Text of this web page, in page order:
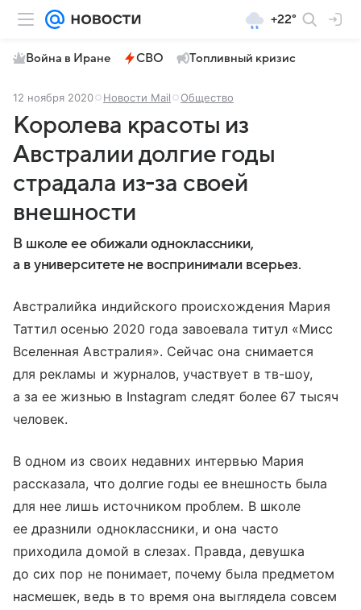
+22°
Война в Иране СВО Топливный кризис
12 ноября 2020 Новости Mail Общество
Королева красоты из
Австралии долгие годы
страдала из-за своей
внешности
В школе ее обижали одноклассники,
а в университете не воспринимали всерьез.
Австралийка индийского происхождения Мария
Таттил осенью 2020 года завоевала титул «Мисс
Вселенная Австралия». Сейчас она снимается
для рекламы и журналов, участвует в тв-шоу,
а за ее жизнью в Instagram следят более 67 тысяч
человек.
В одном из своих недавних интервью Мария
рассказала, что долгие годы ее внешность была
для нее лишь источником проблем. В школе
ее дразнили одноклассники, и она часто
приходила домой в слезах. Правда, девушка
до сих пор не понимает, почему была предметом
насмешек, ведь в то время она выглядела совсем